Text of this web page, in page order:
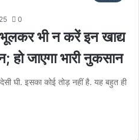
0
भी न करें इन खाद्य
जाएगा भारी नुकसान
घी. इसका कोई तोड़ नहीं है. यह बहुत ही